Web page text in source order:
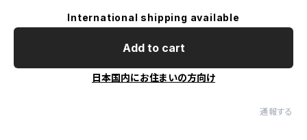
International shipping available
Add to cart
日本国内にお住まいの方向け
通報する